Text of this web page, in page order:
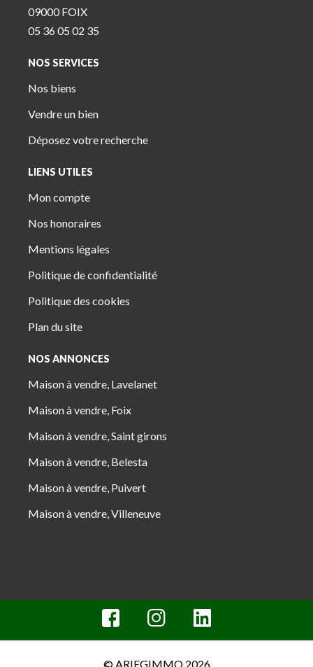
09000 FOIX
05 36 05 02 35
NOS SERVICES
Nos biens
Vendre un bien
Déposez votre recherche
LIENS UTILES
Mon compte
Nos honoraires
Mentions légales
Politique de confidentialité
Politique des cookies
Plan du site
NOS ANNONCES
Maison à vendre, Lavelanet
Maison à vendre, Foix
Maison à vendre, Saint girons
Maison à vendre, Belesta
Maison à vendre, Puivert
Maison à vendre, Villeneuve
© ARIEGIMMO 2026